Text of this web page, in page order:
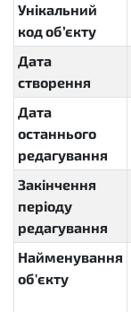
Унікальний
код об’єкту
Дата
створення
Дата
останнього
редагування
Закінчення
періоду
редагування
Найменування
об'єкту